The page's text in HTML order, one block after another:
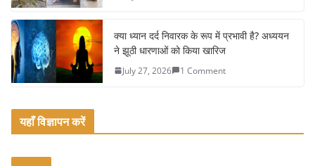
क्या ध्यान दर्द निवारक के रूप में प्रभावी है? अध्ययन
ने झूठी धारणाओं को किया खारिज
July 27, 2026 1 Comment
यहाँ विज्ञापन करें